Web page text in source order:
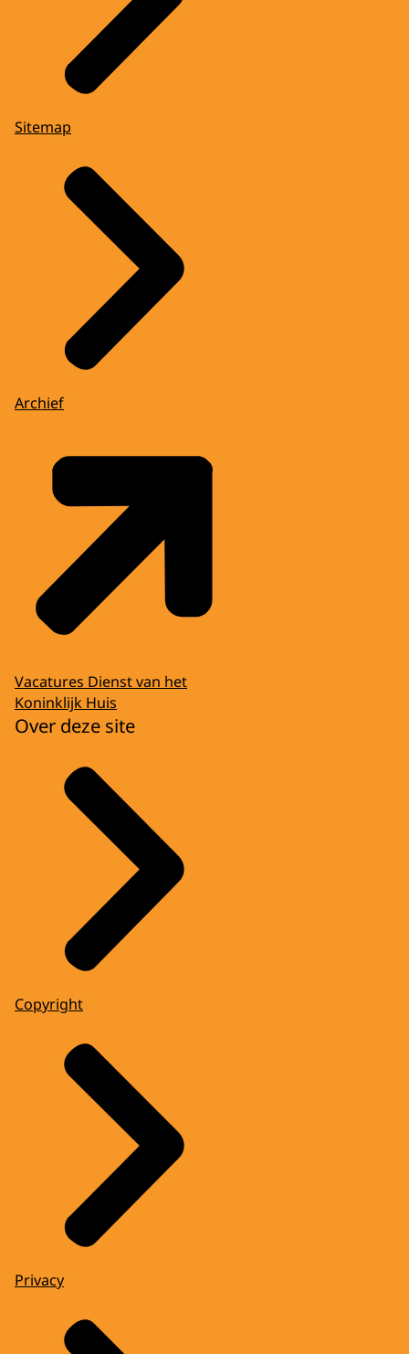
Sitemap
Archief
Vacatures Dienst van het
Koninklijk Huis
Over deze site
Copyright
Privacy